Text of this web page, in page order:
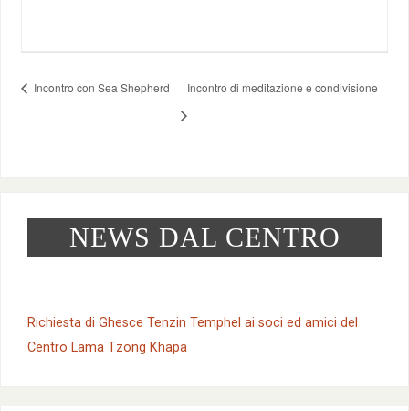
Incontro con Sea Shepherd Incontro di meditazione e condivisione
NEWS DAL CENTRO
Richiesta di Ghesce Tenzin Temphel ai soci ed amici del
Centro Lama Tzong Khapa